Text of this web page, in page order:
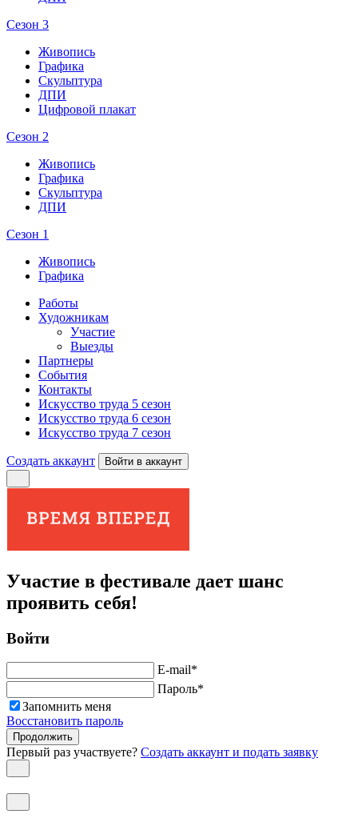
Сезон 3
Живопись
Графика
Скульптура
ДПИ
Цифровой плакат
Сезон 2
Живопись
Графика
Скульптура
ДПИ
Сезон 1
Живопись
Графика
Работы
Художникам
Участие
Выезды
Партнеры
События
Контакты
Искусство труда 5 сезон
Искусство труда 6 сезон
Искусство труда 7 сезон
Создать аккаунт Войти в аккаунт
Участие в фестивале дает шанс
проявить себя!
Войти
E-mail*
Пароль*
Запомнить меня
Восстановить пароль
Продолжить
Первый раз участвуете? Создать аккаунт и подать заявку